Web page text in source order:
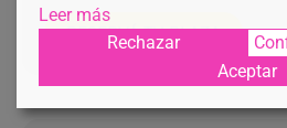
RESERVÁ TU PLAZA
Leer más
Rechazar
Aceptar